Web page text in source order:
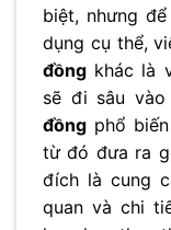
biệt, nhưng
dụng cụ thể,
đồng khác là
sẽ đi sâu vào
đồng phổ
từ đó đưa ra
đích là cung
quan và chi